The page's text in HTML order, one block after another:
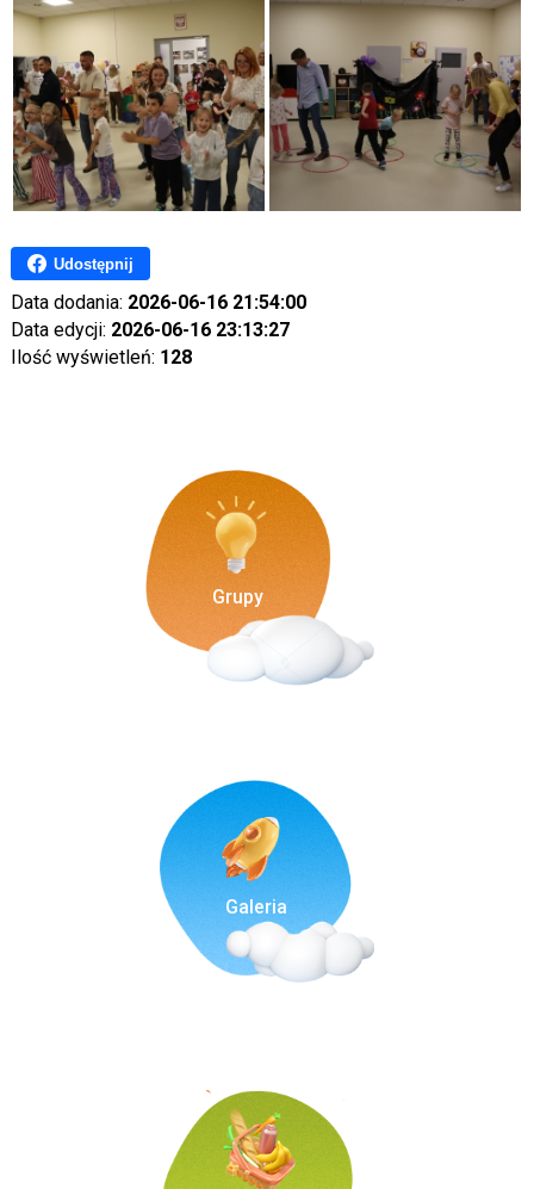
Udostępnij
Data dodania: 2026-06-16 21:54:00
Data edycji: 2026-06-16 23:13:27
Ilość wyświetleń: 128
Grupy
Galeria